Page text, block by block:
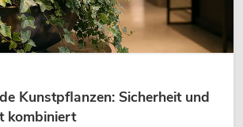
Kunstpflanzen: Sicherheit und
kombiniert